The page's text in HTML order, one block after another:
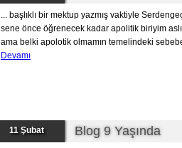
... başlıklı bir mektup yazmış vaktiyle
sene önce öğrenecek kadar apolitik biriyim
ama belki apolotik olmamın temelindeki
Devamı
11 Şubat Blog 9 Yaşında